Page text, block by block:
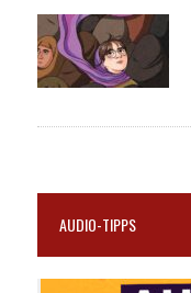
AUDIO-TIPPS